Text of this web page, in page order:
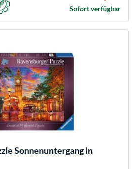
Sofort verfügbar
Sonnenuntergang in